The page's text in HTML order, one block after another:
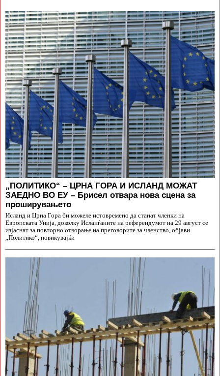
„ПОЛИТИКО“ – ЦРНА ГОРА И ИСЛАНД МОЖАТ
ЗАЕДНО ВО ЕУ – Брисел отвара нова сцена за
проширувањето
Исланд и Црна Гора би можеле истовремено да станат членки на
Европската Унија, доколку Исланѓаните на референдумот на 29 август се
изјаснат за повторно отворање на преговорите за членство, објави
„Политико“, повикувајќи